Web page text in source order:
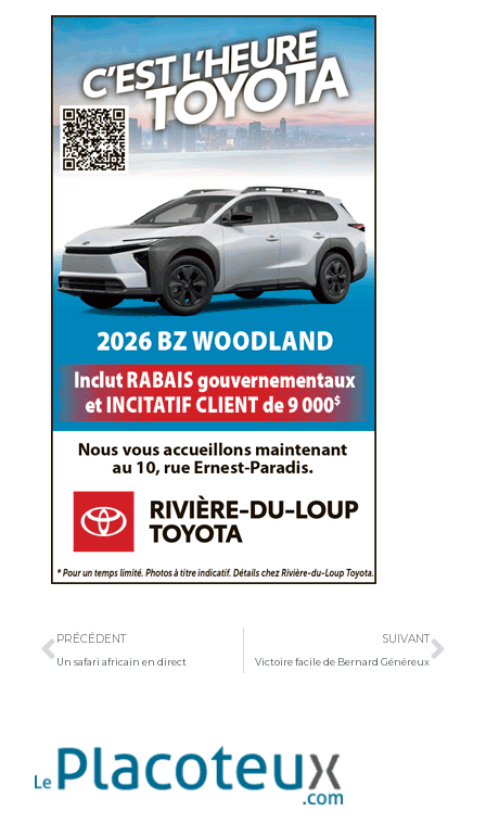
PRÉCÉDENT
Un safari africain en direct
SUIVANT
Victoire facile de Bernard Généreux